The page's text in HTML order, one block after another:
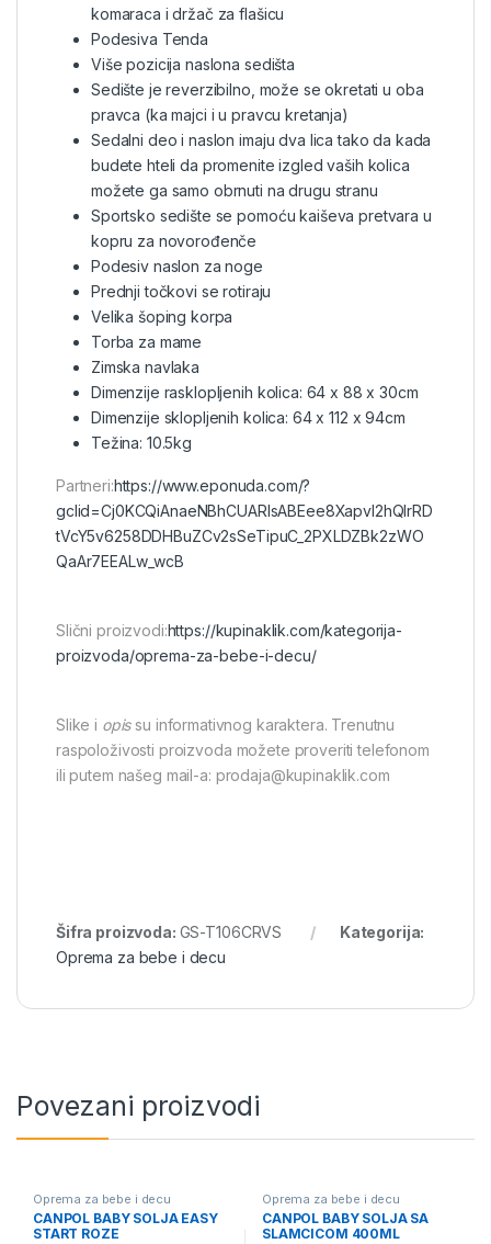
komaraca i držač za flašicu
Podesiva Tenda
Više pozicija naslona sedišta
Sedište je reverzibilno, može se okretati u oba
pravca (ka majci i u pravcu kretanja)
Sedalni deo i naslon imaju dva lica tako da kada
budete hteli da promenite izgled vaših kolica
možete ga samo obrnuti na drugu stranu
Sportsko sedište se pomoću kaiševa pretvara u
kopru za novorođenče
Podesiv naslon za noge
Prednji točkovi se rotiraju
Velika šoping korpa
Torba za mame
Zimska navlaka
Dimenzije rasklopljenih kolica: 64 x 88 x 30cm
Dimenzije sklopljenih kolica: 64 x 112 x 94cm
Težina: 10.5kg
Partneri:https://www.eponuda.com/?
gclid=Cj0KCQiAnaeNBhCUARIsABEee8Xapvl2hQlrRD
tVcY5v6258DDHBuZCv2sSeTipuC_2PXLDZBk2zWO
QaAr7EEALw_wcB
Slični proizvodi:https://kupinaklik.com/kategorija-
proizvoda/oprema-za-bebe-i-decu/
Slike i opissu informativnog karaktera. Trenutnu
raspoloživosti proizvoda možete proveriti telefonom
ili putem našeg mail-a: prodaja@kupinaklik.com
Šifra proizvoda: GS-T106CRVS
Kategorija:
Oprema za bebe i decu
Povezani proizvodi
Oprema za bebe i decu
CANPOL BABY SOLJA EASY
START ROZE
Oprema za bebe i decu
CANPOL BABY SOLJA SA
SLAMCICOM 400ML